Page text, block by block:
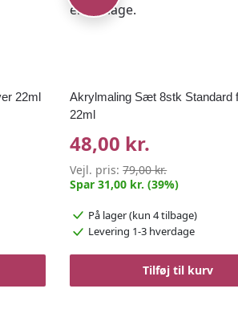
22ml
Akrylmaling Sæt 8stk Standard
22ml
48,00 kr.
Vejl. pris:79,00 kr.
Spar 31,00 kr. (39%)
På lager(kun 4 tilbage)
Levering 1-3 hverdage
Tilføj til kurv